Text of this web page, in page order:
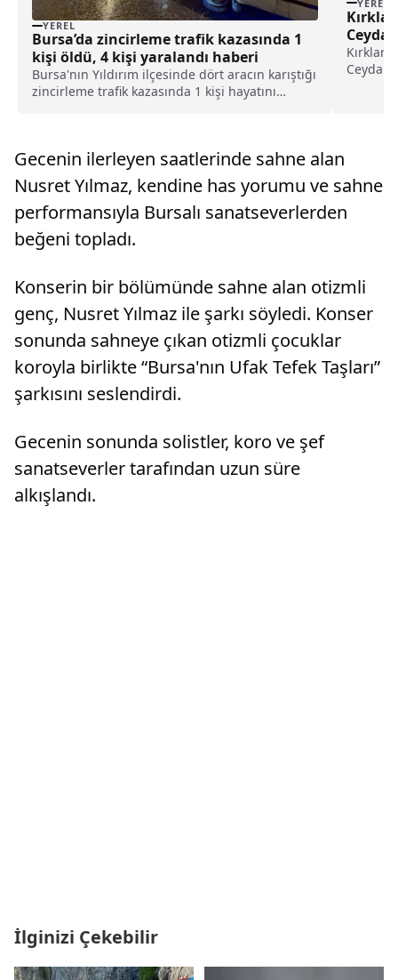
YEREL
Bursa’da zincirleme trafik kazasında 1
kişi öldü, 4 kişi yaralandı haberi
Bursa'nın Yıldırım ilçesinde dört aracın karıştığı
zincirleme trafik kazasında 1 kişi hayatını
çarptığı 45 NJ 34...
YEREL
Ceyda
Gecenin ilerleyen saatlerinde sahne alan
Nusret Yılmaz, kendine has yorumu ve sahne
performansıyla Bursalı sanatseverlerden
beğeni topladı.
Konserin bir bölümünde sahne alan otizmli
genç, Nusret Yılmaz ile şarkı söyledi. Konser
sonunda sahneye çıkan otizmli çocuklar
koroyla birlikte “Bursa'nın Ufak Tefek Taşları”
şarkısını seslendirdi.
Gecenin sonunda solistler, koro ve şef
sanatseverler tarafından uzun süre
alkışlandı.
İlginizi Çekebilir